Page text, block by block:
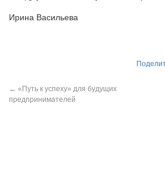
Ирина Васильева
← «Путь к успеху» для будущих
предпринимателей